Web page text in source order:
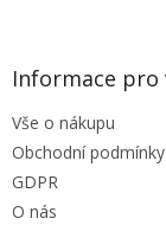
Informace pro
Vše o nákupu
Obchodní podmínky
GDPR
O nás